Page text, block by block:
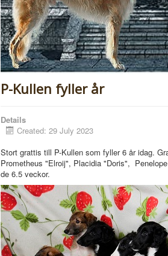
P-Kullen fyller år
Details
Created: 29 July 2023
Stort grattis till P-Kullen som fyller 6 år idag.
Prometheus "Elroij", Placidia "Doris",
de 6.5 veckor.